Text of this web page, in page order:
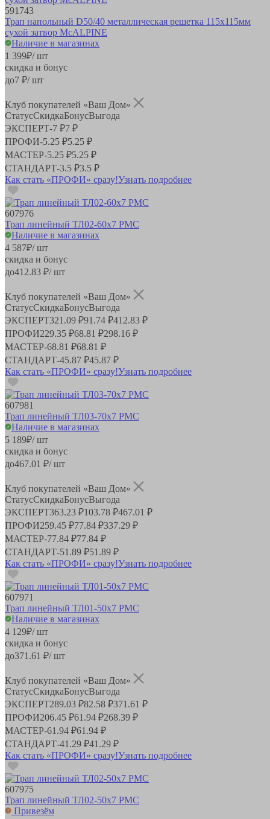
591743
Трап напольный D50/40 металлическая решетка 115х115мм
сухой затвор McALPINE
Наличие в магазинах
1 399₽/ шт
скидка и бонус
до7 ₽/ шт
Клуб покупателей «Ваш Дом»
СтатусСкидкаБонусВыгода
ЭКСПЕРТ-7 ₽7 ₽
ПРОФИ-5.25 ₽5.25 ₽
МАСТЕР-5.25 ₽5.25 ₽
СТАНДАРТ-3.5 ₽3.5 ₽
Как стать «ПРОФИ» сразу!Узнать подробнее
607976
Трап линейный ТЛ02-60х7 РМС
Наличие в магазинах
4 587₽/ шт
скидка и бонус
до412.83 ₽/ шт
Клуб покупателей «Ваш Дом»
СтатусСкидкаБонусВыгода
ЭКСПЕРТ321.09 ₽91.74 ₽412.83 ₽
ПРОФИ229.35 ₽68.81 ₽298.16 ₽
МАСТЕР-68.81 ₽68.81 ₽
СТАНДАРТ-45.87 ₽45.87 ₽
Как стать «ПРОФИ» сразу!Узнать подробнее
607981
Трап линейный ТЛ03-70х7 РМС
Наличие в магазинах
5 189₽/ шт
скидка и бонус
до467.01 ₽/ шт
Клуб покупателей «Ваш Дом»
СтатусСкидкаБонусВыгода
ЭКСПЕРТ363.23 ₽103.78 ₽467.01 ₽
ПРОФИ259.45 ₽77.84 ₽337.29 ₽
МАСТЕР-77.84 ₽77.84 ₽
СТАНДАРТ-51.89 ₽51.89 ₽
Как стать «ПРОФИ» сразу!Узнать подробнее
607971
Трап линейный ТЛ01-50х7 РМС
Наличие в магазинах
4 129₽/ шт
скидка и бонус
до371.61 ₽/ шт
Клуб покупателей «Ваш Дом»
СтатусСкидкаБонусВыгода
ЭКСПЕРТ289.03 ₽82.58 ₽371.61 ₽
ПРОФИ206.45 ₽61.94 ₽268.39 ₽
МАСТЕР-61.94 ₽61.94 ₽
СТАНДАРТ-41.29 ₽41.29 ₽
Как стать «ПРОФИ» сразу!Узнать подробнее
607975
Трап линейный ТЛ02-50х7 РМС
Привезём